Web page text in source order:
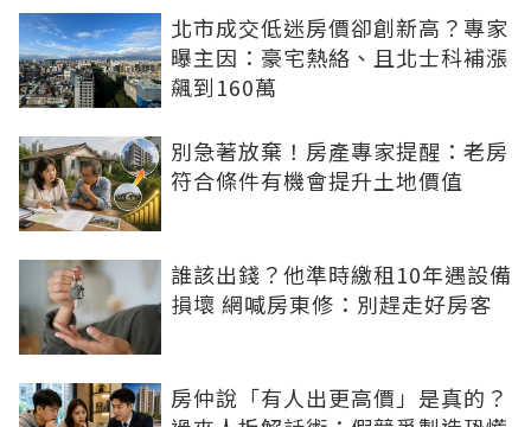
北市成交低迷房價卻創新高？專家
曝主因：豪宅熱絡、且北士科補漲
飆到160萬
別急著放棄！房產專家提醒：老房
符合條件有機會提升土地價值
誰該出錢？他準時繳租10年遇設備
損壞 網喊房東修：別趕走好房客
房仲說「有人出更高價」是真的？